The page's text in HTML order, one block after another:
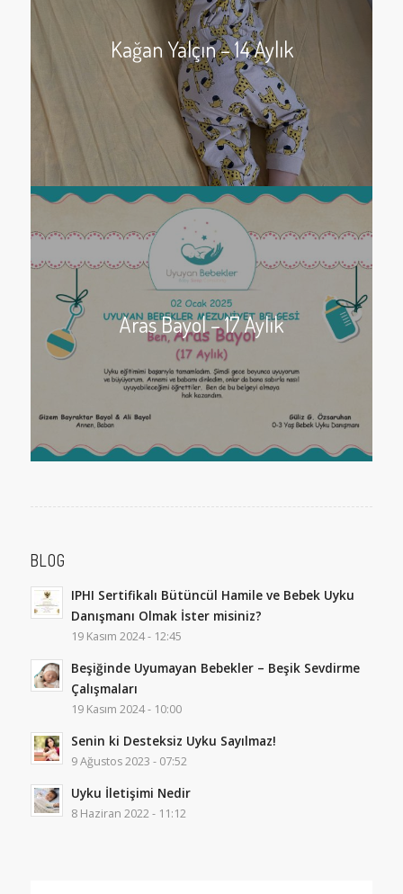
Kağan Yalçın – 14 Aylık
Aras Bayol – 17 Aylık
BLOG
IPHI Sertifikalı Bütüncül Hamile ve Bebek Uyku
Danışmanı Olmak İster misiniz?
19 Kasım 2024 - 12:45
Beşiğinde Uyumayan Bebekler – Beşik Sevdirme
Çalışmaları
19 Kasım 2024 - 10:00
Senin ki Desteksiz Uyku Sayılmaz!
9 Ağustos 2023 - 07:52
Uyku İletişimi Nedir
8 Haziran 2022 - 11:12